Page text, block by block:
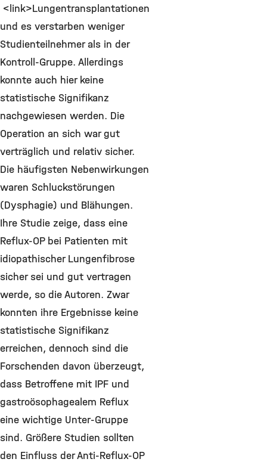
<link>Lungentransplantationen
und es verstarben weniger
Studienteilnehmer als in der
Kontroll-Gruppe. Allerdings
konnte auch hier keine
statistische Signifikanz
nachgewiesen werden. Die
Operation an sich war gut
verträglich und relativ sicher.
Die häufigsten Nebenwirkungen
waren Schluckstörungen
(Dysphagie) und Blähungen.
Ihre Studie zeige, dass eine
Reflux-OP bei Patienten mit
idiopathischer Lungenfibrose
sicher sei und gut vertragen
werde, so die Autoren. Zwar
konnten ihre Ergebnisse keine
statistische Signifikanz
erreichen, dennoch sind die
Forschenden davon überzeugt,
dass Betroffene mit IPF und
gastroösophagealem Reflux
eine wichtige Unter-Gruppe
sind. Größere Studien sollten
den Einfluss der Anti-Reflux-OP